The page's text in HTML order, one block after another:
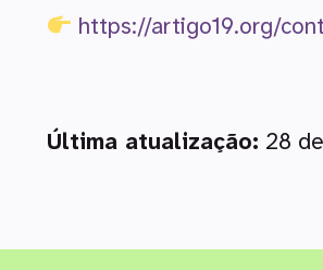
https://artigo19.org/
Última atualização: 28